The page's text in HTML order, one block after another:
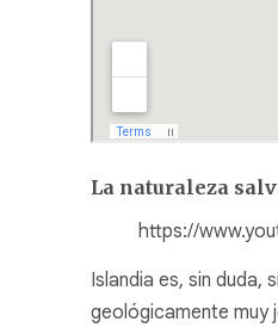
La naturaleza
https://
Islandia es, sin duda,
geológicamente muy